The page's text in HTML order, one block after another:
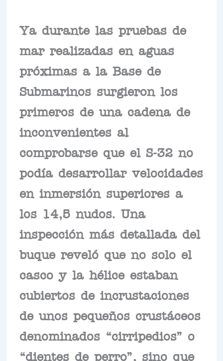
Ya durante las pruebas de
mar realizadas en aguas
próximas a la Base de
Submarinos surgieron los
primeros de una cadena de
inconvenientes al
comprobarse que el S-32 no
podía desarrollar velocidades
en inmersión superiores a
los 14,5 nudos. Una
inspección más detallada del
buque reveló que no solo el
casco y la hélice estaban
cubiertos de incrustaciones
de unos pequeños crustáceos
denominados “cirripedios” o
“dientes de perro”, sino que